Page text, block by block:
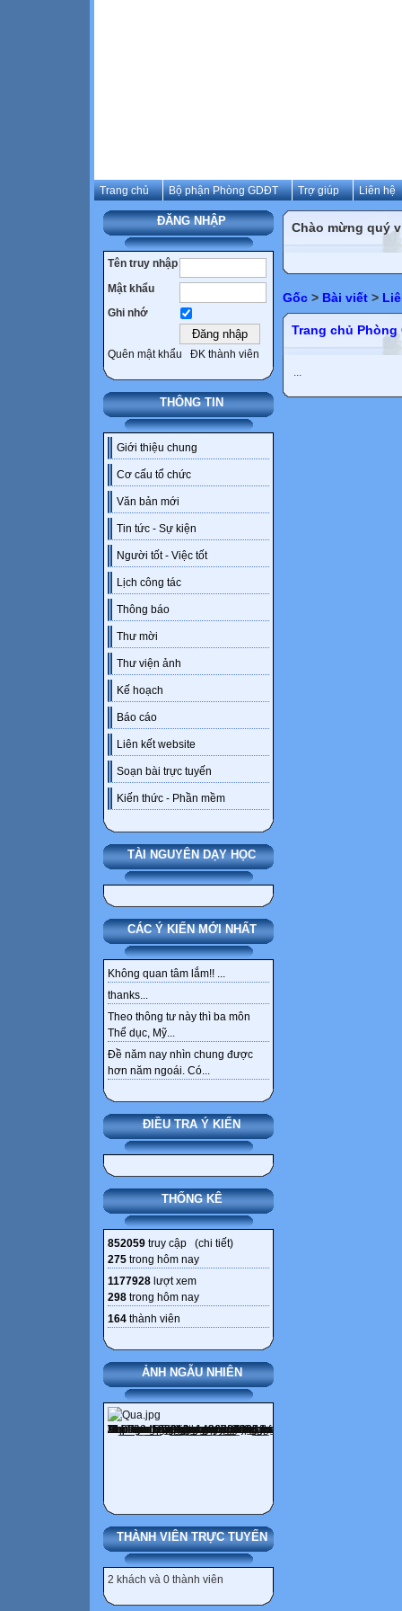
Trang chủ Bộ phận Phòng GDĐT Trợ giúp Liên hệ
ĐĂNG NHẬP
Tên truy nhập
Mật khẩu
Ghi nhớ
Quên mật khẩu ĐK thành viên
THÔNG TIN
Giới thiệu chung
Cơ cấu tổ chức
Văn bản mới
Tin tức - Sự kiện
Người tốt - Việc tốt
Lịch công tác
Thông báo
Thư mời
Thư viện ảnh
Kế hoạch
Báo cáo
Liên kết website
Soạn bài trực tuyến
Kiến thức - Phần mềm
TÀI NGUYÊN DẠY HỌC
CÁC Ý KIẾN MỚI NHẤT
Không quan tâm lắm!! ...
thanks...
Theo thông tư này thì ba môn
Thể dục, Mỹ...
Đề năm nay nhìn chung được
hơn năm ngoái. Có...
ĐIỀU TRA Ý KIẾN
THỐNG KÊ
852059 truy cập (chi tiết)
275 trong hôm nay
1177928 lượt xem
298 trong hôm nay
164 thành viên
ẢNH NGẪU NHIÊN
THÀNH VIÊN TRỰC TUYẾN
2 khách và 0 thành viên
Chào mừng quý
Gốc > Bài viết >
Trang chủ
...